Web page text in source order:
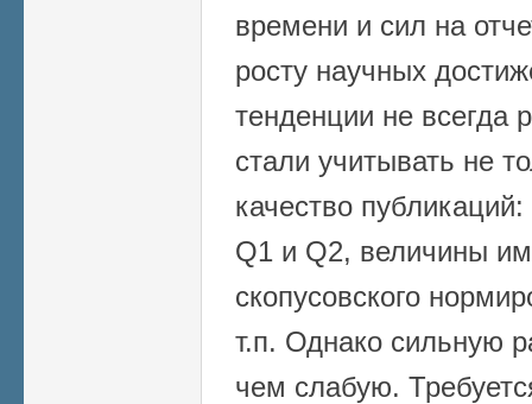
времени и сил на
росту научных
тенденции не всегда
стали учитывать не
качество
Q1 и Q2, величины
скопусовского
т.п. Однако сильную
чем слабую.